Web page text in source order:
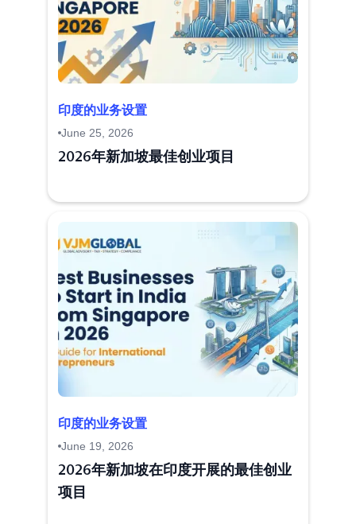
印度的业务设置
June 25, 2026
2026年新加坡最佳创业项目
印度的业务设置
June 19, 2026
2026年新加坡在印度开展的最佳创业
项目